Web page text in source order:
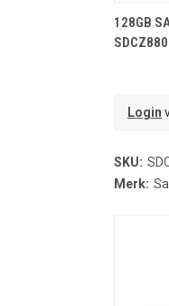
128GB
Login
SKU:
Merk: